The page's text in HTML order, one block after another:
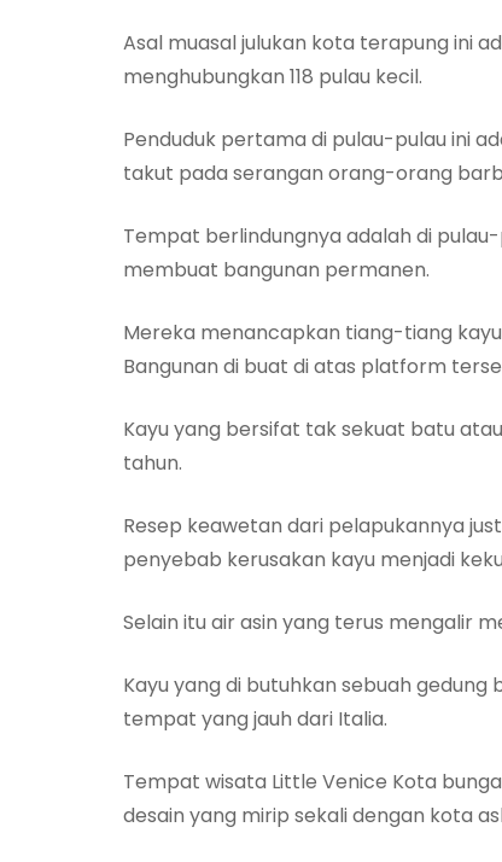
Asal muasal julukan kota terapung ini
menghubungkan 118 pulau kecil.
Penduduk pertama di pulau-pulau ini
takut pada serangan orang-orang
Tempat berlindungnya adalah di
membuat bangunan permanen.
Mereka menancapkan tiang-tiang
Bangunan di buat di atas platform
Kayu yang bersifat tak sekuat batu
tahun.
Resep keawetan dari pelapukannya
penyebab kerusakan kayu menjadi
Selain itu air asin yang terus mengalir
Kayu yang di butuhkan sebuah
tempat yang jauh dari Italia.
Tempat wisata Little Venice Kota
desain yang mirip sekali dengan kota